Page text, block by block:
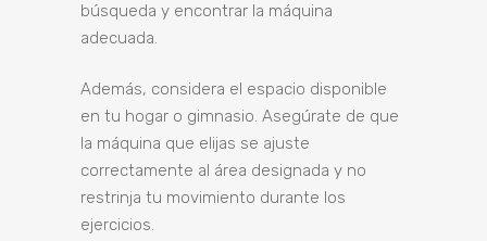
búsqueda y encontrar la máquina
adecuada.
Además, considera el espacio disponible
en tu hogar o gimnasio. Asegúrate de que
la máquina que elijas se ajuste
correctamente al área designada y no
restrinja tu movimiento durante los
ejercicios.